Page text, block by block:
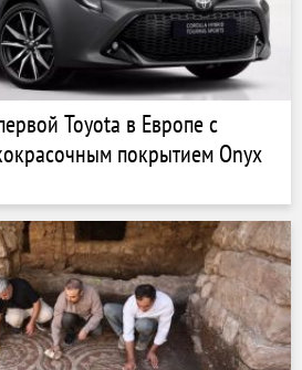
Toyota в Европе с
покрытием Onyx